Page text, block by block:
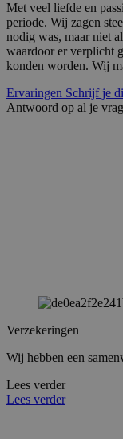
Met veel liefde en
periode. Wij zagen
nodig was, maar niet
waardoor er verplicht
konden worden. Wij
Ervaringen Schrijf je
Antwoord op al je
Verzekeringen
Wij hebben een
Lees verder
Lees verder